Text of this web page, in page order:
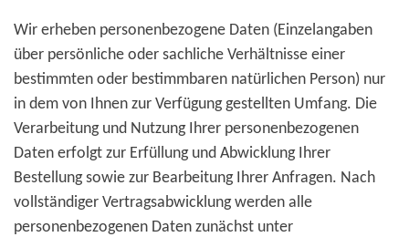
Wir erheben personenbezogene Daten (Einzelangaben
über persönliche oder sachliche Verhältnisse einer
bestimmten oder bestimmbaren natürlichen Person) nur
in dem von Ihnen zur Verfügung gestellten Umfang. Die
Verarbeitung und Nutzung Ihrer personenbezogenen
Daten erfolgt zur Erfüllung und Abwicklung Ihrer
Bestellung sowie zur Bearbeitung Ihrer Anfragen. Nach
vollständiger Vertragsabwicklung werden alle
personenbezogenen Daten zunächst unter